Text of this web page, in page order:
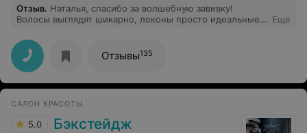
Отзыв. Наталья, спасибо за волшебную завивку!
Волосы выглядят шикарно, локоны просто идеальные.
Еще
Отзывы135
САЛОН КРАСОТЫ
5.0 Бэкстейдж